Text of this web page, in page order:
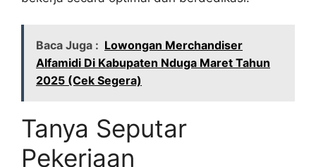
Baca Juga : Lowongan Merchandiser
Alfamidi Di Kabupaten Nduga Maret Tahun
2025 (Cek Segera)
Tanya Seputar
Pekerjaan